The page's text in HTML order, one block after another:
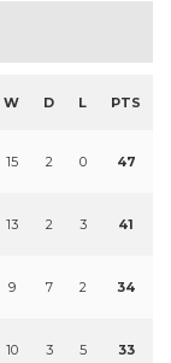
W D L PTS
15 2 0 47
13 2 3 41
9 7 2 34
10 3 5 33